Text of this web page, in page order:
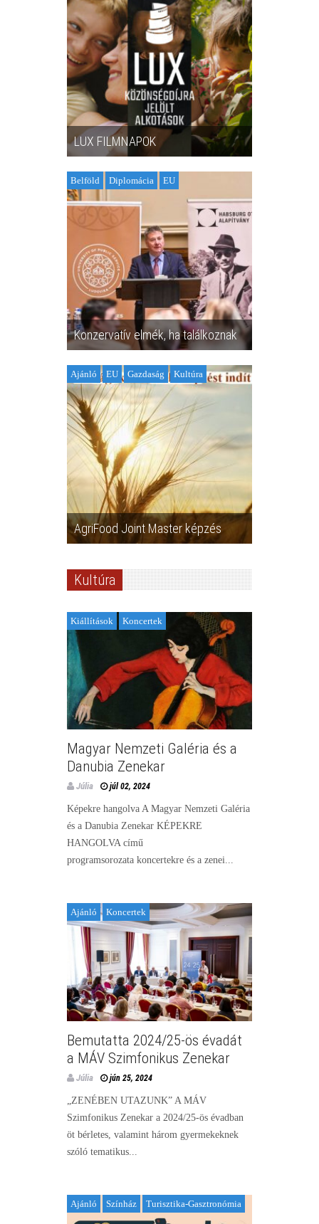
LUX FILMNAPOK
Konzervatív elmék, ha találkoznak
Belföld Diplomácia EU
AgriFood Joint Master képzés
Ajánló EU Gazdaság Kultúra
Kultúra
Kiállítások Koncertek
Magyar Nemzeti Galéria és a
Danubia Zenekar
Júlia júl 02, 2024
Képekre hangolva A Magyar Nemzeti Galéria
és a Danubia Zenekar KÉPEKRE
HANGOLVA című
programsorozata koncertekre és a zenei...
Ajánló Koncertek
Bemutatta 2024/25-ös évadát
a MÁV Szimfonikus Zenekar
Júlia jún 25, 2024
„ZENÉBEN UTAZUNK” A MÁV
Szimfonikus Zenekar a 2024/25-ös évadban
öt bérletes, valamint három gyermekeknek
szóló tematikus...
Ajánló Színház Turisztika-Gasztronómia